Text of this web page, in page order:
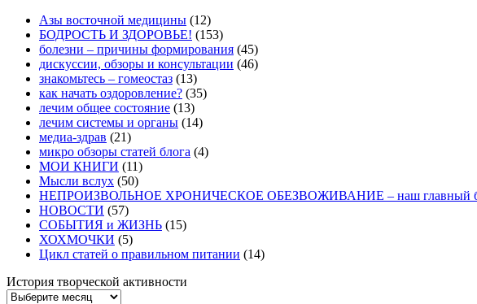
Азы восточной медицины (12)
БОДРОСТЬ И ЗДОРОВЬЕ! (153)
болезни – причины формирования (45)
дискуссии, обзоры и консультации (46)
знакомьтесь – гомеостаз (13)
как начать оздоровление? (35)
лечим общее состояние (13)
лечим системы и органы (14)
медиа-здрав (21)
микро обзоры статей блога (4)
МОИ КНИГИ (11)
Мысли вслух (50)
НЕПРОИЗВОЛЬНОЕ ХРОНИЧЕСКОЕ ОБЕЗВОЖИВАНИЕ – наш главный
НОВОСТИ (57)
СОБЫТИЯ и ЖИЗНЬ (15)
ХОХМОЧКИ (5)
Цикл статей о правильном питании (14)
История творческой активности